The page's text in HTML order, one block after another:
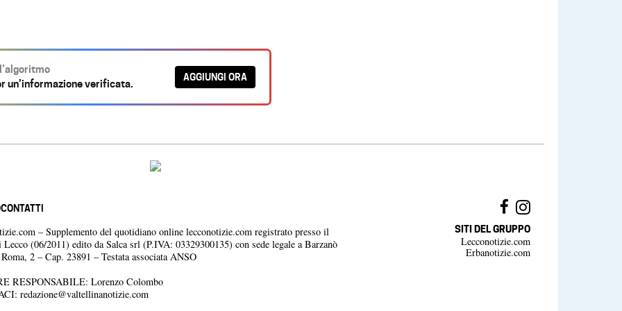
un’informazione verificata.
AGGIUNGI ORA
CONTATTI
– Supplemento del quotidiano online lecconotizie.com registrato presso il
(06/2011) edito da Salca srl (P.IVA: 03329300135) con sede legale a Barzanò
2 – Cap. 23891 – Testata associata ANSO
RESPONSABILE: Lorenzo Colombo
redazione@valtellinanotizie.com
SITI DEL GRUPPO
Lecconotizie.com
Erbanotizie.com